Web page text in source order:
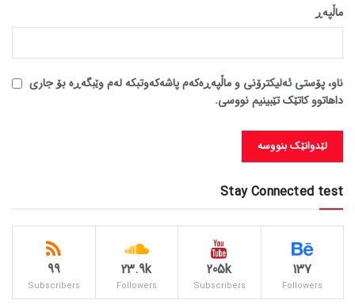
ماڵپه‌ڕ
ناو، پۆستی ئەلیکترۆنی و ماڵپەڕەکەم پاشەکەوتبکە لەم وێبگەڕە بۆ جاری
داهاتوو کاتێک تێبینیم نووسی.
Stay Connected test
137
Followers
205k
Subscribers
23.9k
Followers
99
Subscribers